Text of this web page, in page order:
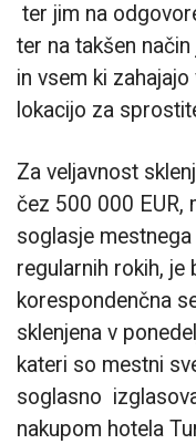
ter jim na
ter na takšen
in vsem ki
lokacijo za
Za veljavnost
čez 500 000 EUR,
soglasje
regularnih rokih,
korespondenčna
sklenjena v
kateri so mestni
soglasno
nakupom hotela